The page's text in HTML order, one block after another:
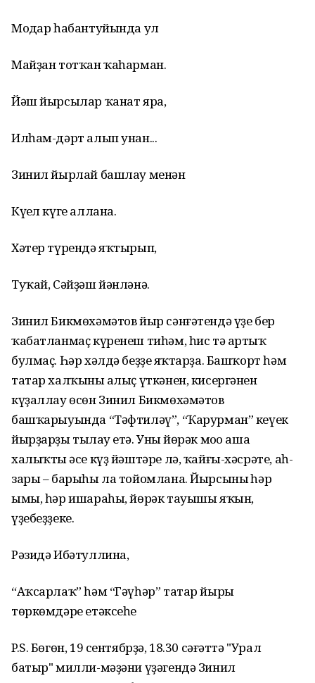
Моңдар һабантуйында ул
Майҙан тотҡан ҡаһарман.
Йәш йырсылар ҡанат яра,
Илһам-дәрт алып унан...
Зинил йырлай башлау менән
Күңел күге аллана.
Хәтер түрендә яҡтырып,
Туҡай, Сәйҙәш йәнләнә.
Зинил Бикмөхәмәтов йыр сәнғәтендә үҙе бер
ҡабатланмаҫ күренеш тиһәм, һис тә артыҡ
булмаҫ. Һәр хәлдә беҙҙең яҡтарҙа. Башҡорт һәм
татар халҡының алыҫ үткәнен, кисергәнен
күҙаллау өсөн Зинил Бикмөхәмәтов
башҡарыуында “Тәфтиләү”, “Ҡарурман” кеүек
йырҙарҙы тыңлау етә. Уның йөрәк моңо аша
халыҡтың әсе күҙ йәштәре лә, ҡайғы-хәсрәте, аһ-
зары – барыһы ла тойомлана. Йырсының һәр
ымы, һәр ишараһы, йөрәк тауышы яҡын,
үҙебеҙҙеке.
Рәзидә Ибәтуллина,
“Аҡсарлаҡ” һәм “Гәүһәр” татар йыры
төркөмдәре етәксеһе
P.S. Бөгөн, 19 сентябрҙә, 18.30 сәғәттә "Урал
батыр" милли-мәҙәни үҙәгендә Зинил